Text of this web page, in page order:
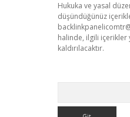
Hukuka ve yasal
düşündüğünüz
halinde, ilgili içerikler
kaldırılacaktır.